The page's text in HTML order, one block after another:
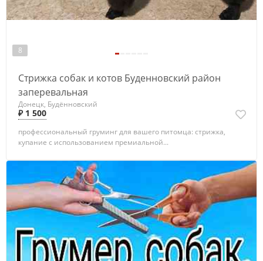
8
Стрижка собак и котов Буденновский район
заперевальная
Донецк, Будённовский
₽ 1 500
профессиональный груминг для вашего питомца: стрижка,
купание с использованием премиальной...